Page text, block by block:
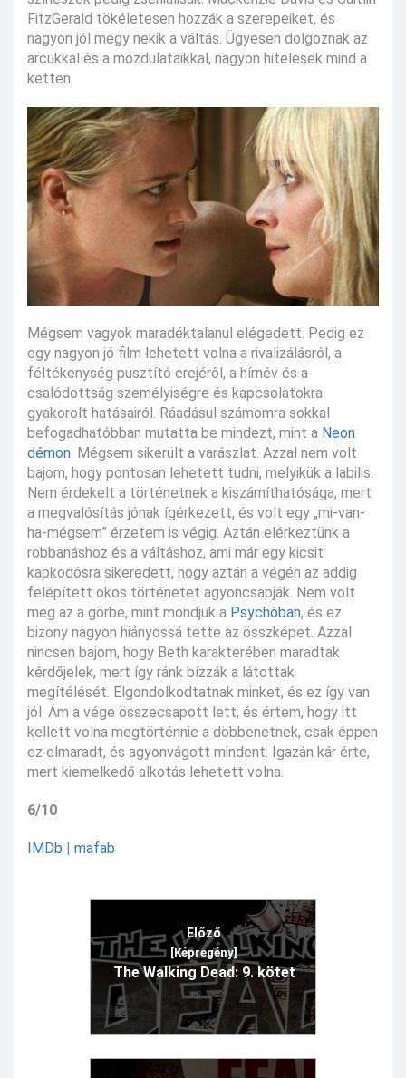
FitzGerald tökéletesen hozzák a szerepeiket, és
nagyon jól megy nekik a váltás. Ügyesen dolgoznak az
arcukkal és a mozdulataikkal, nagyon hitelesek mind a
ketten.
Mégsem vagyok maradéktalanul elégedett. Pedig ez
egy nagyon jó film lehetett volna a rivalizálásról, a
féltékenység pusztító erejéről, a hírnév és a
csalódottság személyiségre és kapcsolatokra
gyakorolt hatásairól. Ráadásul számomra sokkal
befogadhatóbban mutatta be mindezt, mint a Neon
démon . Mégsem sikerült a varászlat. Azzal nem volt
bajom, hogy pontosan lehetett tudni, melyikük a labilis.
Nem érdekelt a történetnek a kiszámíthatósága, mert
a megvalósítás jónak ígérkezett, és volt egy „mi-van-
ha-mégsem” érzetem is végig. Aztán elérkeztünk a
robbanáshoz és a váltáshoz, ami már egy kicsit
kapkodósra sikeredett, hogy aztán a végén az addig
felépített okos történetet agyoncsapják. Nem volt
meg az a görbe, mint mondjuk a Psychóban, és ez
bizony nagyon hiányossá tette az összképet. Azzal
nincsen bajom, hogy Beth karakterében maradtak
kérdőjelek, mert így ránk bízzák a látottak
megítélését. Elgondolkodtatnak minket, és ez így van
jól. Ám a vége összecsapott lett, és értem, hogy itt
kellett volna megtörténnie a döbbenetnek, csak éppen
ez elmaradt, és agyonvágott mindent. Igazán kár érte,
mert kiemelkedő alkotás lehetett volna.
6/10
IMDb | mafab
Előző
[Képregény]
The Walking Dead: 9. kötet